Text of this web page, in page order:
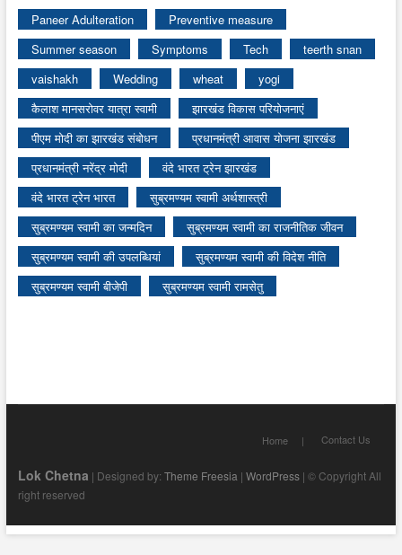
Paneer Adulteration
Preventive measure
Summer season
Symptoms Tech
teerth snan
vaishakh
Wedding wheat
yogi
कैलाश मानसरोवर यात्रा स्वामी
झारखंड विकास परियोजनाएं
पीएम मोदी का झारखंड संबोधन
प्रधानमंत्री आवास योजना झारखंड
प्रधानमंत्री नरेंद्र मोदी
वंदे भारत ट्रेन झारखंड
वंदे भारत ट्रेन भारत
सुब्रमण्यम स्वामी अर्थशास्त्री
सुब्रमण्यम स्वामी का जन्मदिन
सुब्रमण्यम स्वामी का राजनीतिक जीवन
सुब्रमण्यम स्वामी की उपलब्धियां
सुब्रमण्यम स्वामी की विदेश नीति
सुब्रमण्यम स्वामी बीजेपी
सुब्रमण्यम स्वामी रामसेतु
Home Contact Us
Lok Chetna | Designed by: Theme Freesia | WordPress| © Copyright All
right reserved